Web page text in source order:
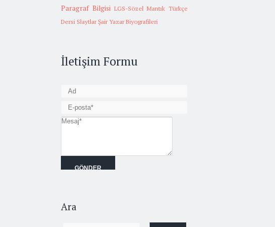
Paragraf Bilgisi LGS-Sözel Mantık Türkçe
Dersi Slaytlar Şair Yazar Biyografileri
İletişim Formu
Ara